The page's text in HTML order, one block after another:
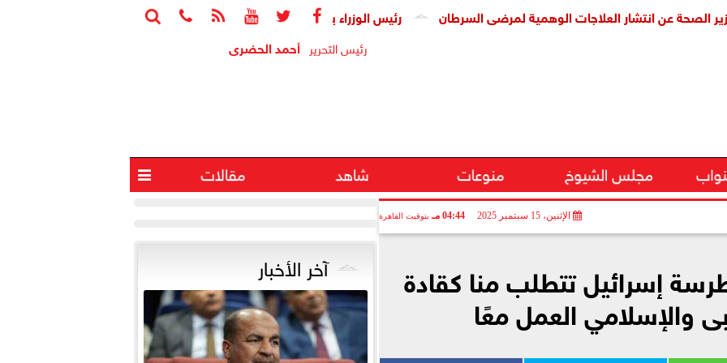






رئيس الوزراء يتابع جهود منظومة الشكاوى الحكومية خلال يوليو الماضي انتشار العلاجات الوهمية لمرضى السرطان
رئيس التحرير أحمد الحضرى
مجلس الشيوخ منوعات شاهد مقالات 
الإثنين، 15 سبتمبر 2025 04:44 مـ بتوقيت القاهرة
إسرائيل تتطلب منا كقادة
والإسلامي العمل معًا
آخر الأخبار